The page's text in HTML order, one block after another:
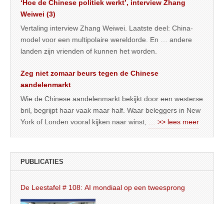
‘Hoe de Chinese politiek werkt’, interview Zhang
Weiwei (3)
Vertaling interview Zhang Weiwei. Laatste deel: China-
model voor een multipolaire wereldorde. En … andere
landen zijn vrienden of kunnen het worden.
Zeg niet zomaar beurs tegen de Chinese
aandelenmarkt
Wie de Chinese aandelenmarkt bekijkt door een westerse
bril, begrijpt haar vaak maar half. Waar beleggers in New
York of Londen vooral kijken naar winst,
… >> lees meer
PUBLICATIES
De Leestafel # 108: AI mondiaal op een tweesprong